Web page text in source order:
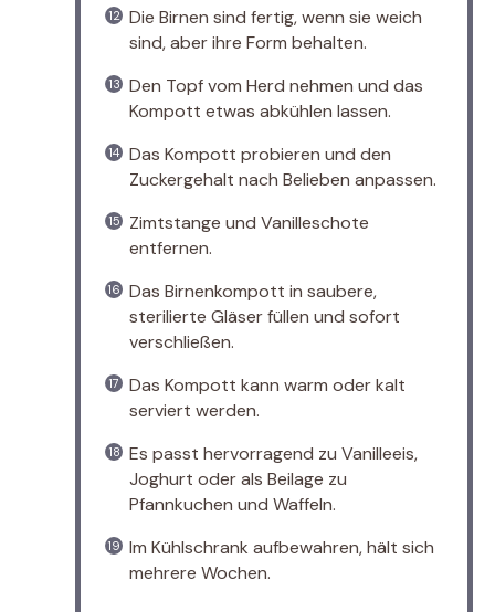
Die Birnen sind fertig, wenn sie weich
sind, aber ihre Form behalten.
Den Topf vom Herd nehmen und das
Kompott etwas abkühlen lassen.
Das Kompott probieren und den
Zuckergehalt nach Belieben anpassen.
Zimtstange und Vanilleschote
entfernen.
Das Birnenkompott in saubere,
sterilierte Gläser füllen und sofort
verschließen.
Das Kompott kann warm oder kalt
serviert werden.
Es passt hervorragend zu Vanilleeis,
Joghurt oder als Beilage zu
Pfannkuchen und Waffeln.
Im Kühlschrank aufbewahren, hält sich
mehrere Wochen.